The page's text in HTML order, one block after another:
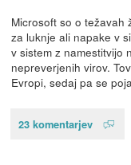
Microsoft so o težavah
za luknje ali napake v
v sistem z namestitvijo
nepreverjenih virov.
Evropi, sedaj pa se
23 komentarjev